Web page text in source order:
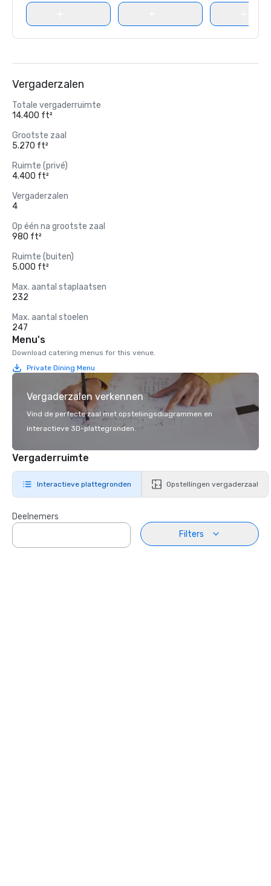
Vergaderzalen
Totale vergaderruimte
14.400 ft²
Grootste zaal
5.270 ft²
Ruimte (privé)
4.400 ft²
Vergaderzalen
4
Op één na grootste zaal
980 ft²
Ruimte (buiten)
5.000 ft²
Max. aantal staplaatsen
232
Max. aantal stoelen
247
Menu's
Download catering menus for this venue.
Private Dining Menu
Vergaderzalen verkennen
Vind de perfecte zaal met opstellingsdiagrammen en
interactieve 3D-plattegronden.
Vergaderruimte
Interactieve plattegronden Opstellingen vergaderzaal
Deelnemers
Filters